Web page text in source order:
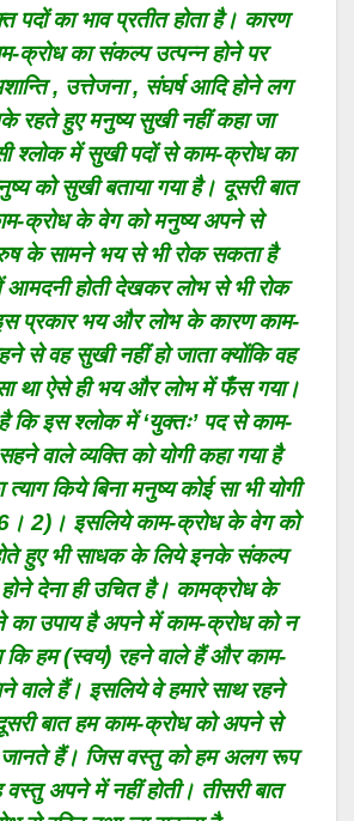
पदों का भाव प्रतीत होता है। कारण
क्रोध का संकल्प उत्पन्न होने पर
, उत्तेजना , संघर्ष आदि होने लग
रहते हुए मनुष्य सुखी नहीं कहा जा
श्लोक में सुखी पदों से काम-क्रोध का
को सुखी बताया गया है। दूसरी बात
क्रोध के वेग को मनुष्य अपने से
के सामने भय से भी रोक सकता है
आमदनी होती देखकर लोभ से भी रोक
प्रकार भय और लोभ के कारण काम-
से वह सुखी नहीं हो जाता क्योंकि वह
था ऐसे ही भय और लोभ में फँस गया।
है कि इस श्लोक में ‘युक्तः’ पद से काम-
वाले व्यक्ति को योगी कहा गया है
किये बिना मनुष्य कोई सा भी योगी
6। 2)। इसलिये काम-क्रोध के वेग को
हुए भी साधक के लिये इनके संकल्प
देना ही उचित है। कामक्रोध के
का उपाय है अपने में काम-क्रोध को न
कि हम (स्वयं) रहने वाले हैं और काम-
वाले हैं। इसलिये वे हमारे साथ रहने
बात हम काम-क्रोध को अपने से
हैं। जिस वस्तु को हम अलग रूप
अपने में नहीं होती। तीसरी बात